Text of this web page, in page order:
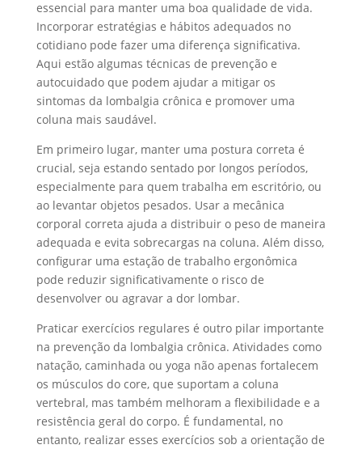
essencial para manter uma boa qualidade de vida.
Incorporar estratégias e hábitos adequados no
cotidiano pode fazer uma diferença significativa.
Aqui estão algumas técnicas de prevenção e
autocuidado que podem ajudar a mitigar os
sintomas da lombalgia crônica e promover uma
coluna mais saudável.
Em primeiro lugar, manter uma postura correta é
crucial, seja estando sentado por longos períodos,
especialmente para quem trabalha em escritório, ou
ao levantar objetos pesados. Usar a mecânica
corporal correta ajuda a distribuir o peso de maneira
adequada e evita sobrecargas na coluna. Além disso,
configurar uma estação de trabalho ergonômica
pode reduzir significativamente o risco de
desenvolver ou agravar a dor lombar.
Praticar exercícios regulares é outro pilar importante
na prevenção da lombalgia crônica. Atividades como
natação, caminhada ou yoga não apenas fortalecem
os músculos do core, que suportam a coluna
vertebral, mas também melhoram a flexibilidade e a
resistência geral do corpo. É fundamental, no
entanto, realizar esses exercícios sob a orientação de